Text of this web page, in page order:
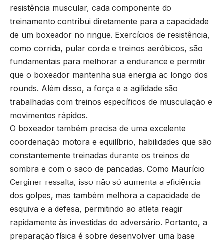
resistência muscular, cada componente do
treinamento contribui diretamente para a capacidade
de um boxeador no ringue. Exercícios de resistência,
como corrida, pular corda e treinos aeróbicos, são
fundamentais para melhorar a endurance e permitir
que o boxeador mantenha sua energia ao longo dos
rounds. Além disso, a força e a agilidade são
trabalhadas com treinos específicos de musculação e
movimentos rápidos.
O boxeador também precisa de uma excelente
coordenação motora e equilíbrio, habilidades que são
constantemente treinadas durante os treinos de
sombra e com o saco de pancadas. Como Maurício
Cerginer ressalta, isso não só aumenta a eficiência
dos golpes, mas também melhora a capacidade de
esquiva e a defesa, permitindo ao atleta reagir
rapidamente às investidas do adversário. Portanto, a
preparação física é sobre desenvolver uma base